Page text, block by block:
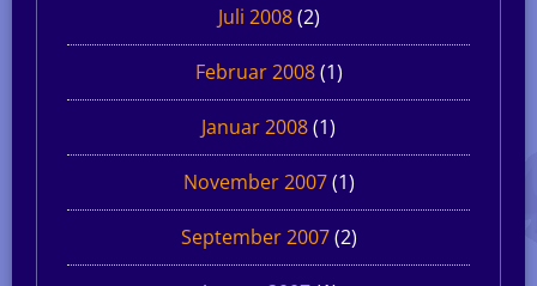
Juli 2008(2)
Februar 2008(1)
Januar 2008(1)
November 2007(1)
September 2007(2)